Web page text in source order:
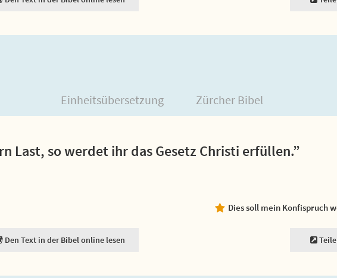
Einheitsübersetzung Zürcher Bibel
Last, so werdet ihr das Gesetz Christi erfüllen.”
Dies soll mein Konfispruch
Den Text in der Bibel online lesen